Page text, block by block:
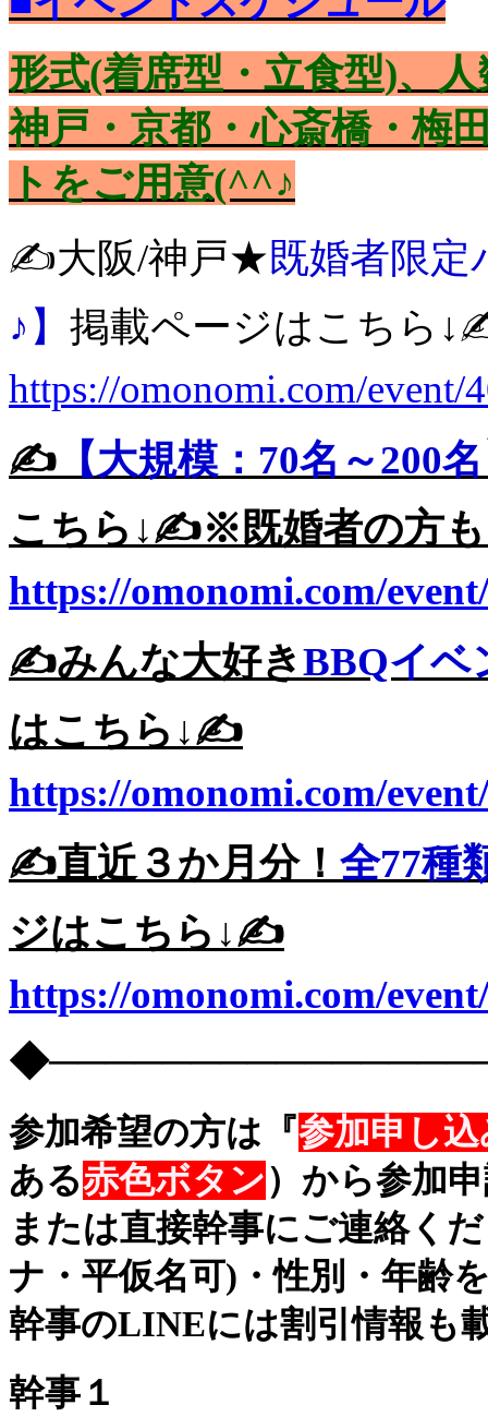
形式(着席型・立食型)、
神戸・京都・心斎橋・梅
トをご用意(^^♪
✍️大阪/神戸★既婚者限
♪】 掲載ページはこちら
https://omonomi.com/event/
✍️ 【大規模：70名～200
こちら↓✍️※既婚者の方
https://omonomi.com/
✍️みんな大好きBBQイベ
はこちら↓✍️
https://omonomi.com/
✍️直近３か月分！ 全77種
ジはこちら↓✍️
https://omonomi.com/
参加希望の方は『参加申し込
ある赤色ボタン）から参加
または直接幹事にご連絡く
ナ・平仮名可)・性別・年齢
幹事のLINEには割引情報も
幹事１